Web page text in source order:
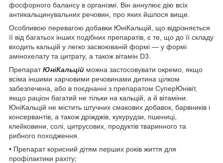
фосфорного балансу в організмі. Він аннулює дію всіх
антикальцинувальних речовин, про яких йшлося вище.
Особливою перевагою добавки ЮніКальцій, що відрізняється
її від багатьох інших подібних препаратів, є те, що до її складу
входить кальцій у легко засвоюваній формі — у формі
амінохелату та цитрату, а також вітамін D3.
ПрепаратЮніКальцій можна застосовувати окремо, якщо
всіма іншими харчовими речовинами дитина цілком
забезпечена, або в поєднанні з препаратом СуперЮнівіт,
якщо раціон багатий не тільки на кальцій, а й вітаміни.
ЮніКальцій не містить штучних смакових добавок, барвників і
консервантів, а також дріжджів, кукурудзи, пшениці,
клейковини, солі, цитрусових, продуктів тваринного та
рибного походження.
• Препарат корисний дітям перших років життя для
профілактики рахіту;